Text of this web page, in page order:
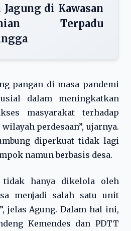
Jagung di Kawasan
Terpadu
pangan di masa pandemi
dalam meningkatkan
masyarakat terhadap
perdesaan”, ujarnya.
diperkuat tidak lagi
namun berbasis desa.
tidak hanya dikelola oleh
menjadi salah satu unit
jelas Agung. Dalam hal ini,
Kemendes dan PDTT